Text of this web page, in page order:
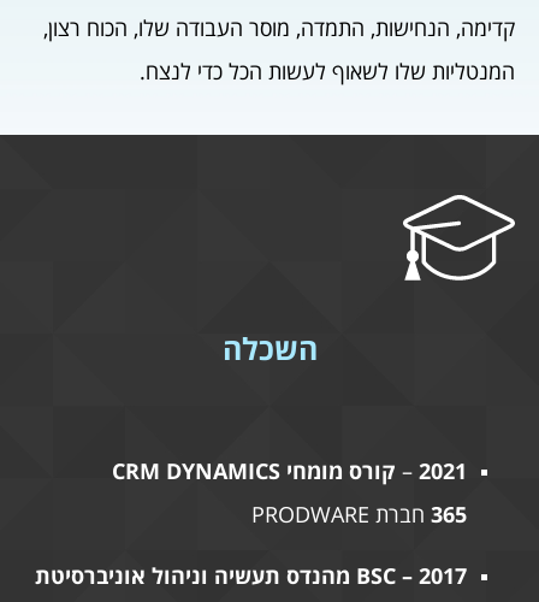
קדימה, הנחישות, התמדה, מוסר העבודה שלו, הכוח רצון,
המנטליות שלו לשאוף לעשות הכל כדי לנצח.
השכלה
2021
– קורס מומחי CRM DYNAMICS
365 חברת PRODWARE
2017 –
BSC מהנדס תעשיה וניהול אוניברסיטת